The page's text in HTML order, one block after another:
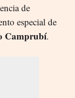
de
especial de
Camprubí.